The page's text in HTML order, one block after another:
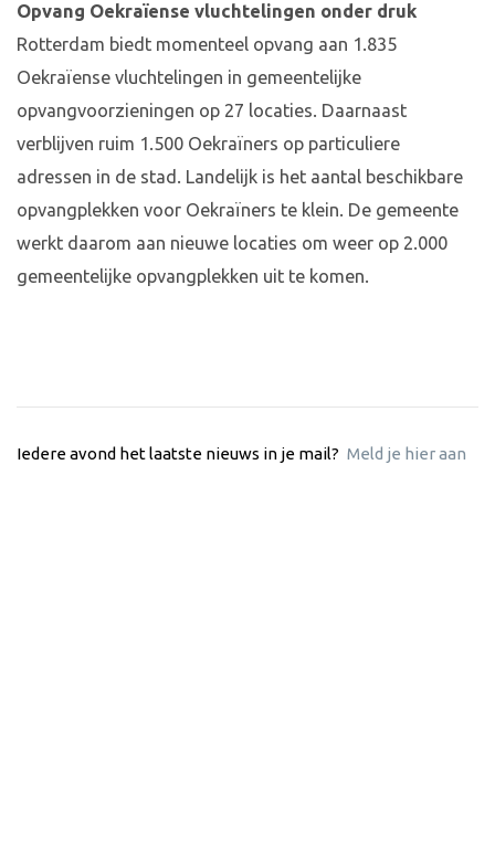
Opvang Oekraïense vluchtelingen onder druk
Rotterdam biedt momenteel opvang aan 1.835
Oekraïense vluchtelingen in gemeentelijke
opvangvoorzieningen op 27 locaties. Daarnaast
verblijven ruim 1.500 Oekraïners op particuliere
adressen in de stad. Landelijk is het aantal beschikbare
opvangplekken voor Oekraïners te klein. De gemeente
werkt daarom aan nieuwe locaties om weer op 2.000
gemeentelijke opvangplekken uit te komen.
Iedere avond het laatste nieuws in je mail? Meld je hier aan